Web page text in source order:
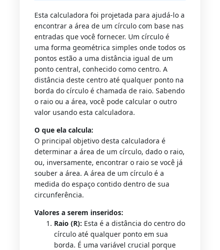
Esta calculadora foi projetada para ajudá-lo a
encontrar a área de um círculo com base nas
entradas que você fornecer. Um círculo é
uma forma geométrica simples onde todos os
pontos estão a uma distância igual de um
ponto central, conhecido como centro. A
distância deste centro até qualquer ponto na
borda do círculo é chamada de raio. Sabendo
o raio ou a área, você pode calcular o outro
valor usando esta calculadora.
O que ela calcula:
O principal objetivo desta calculadora é
determinar a área de um círculo, dado o raio,
ou, inversamente, encontrar o raio se você já
souber a área. A área de um círculo é a
medida do espaço contido dentro de sua
circunferência.
Valores a serem inseridos:
Raio (R): Esta é a distância do centro do
círculo até qualquer ponto em sua
borda. É uma variável crucial porque